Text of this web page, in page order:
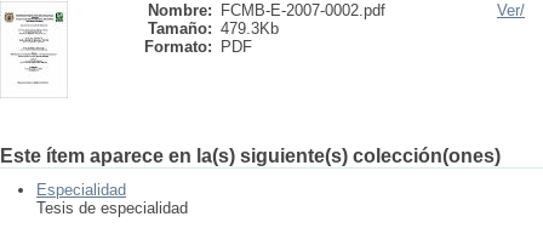
Nombre:
FCMB-E-2007-0002.pdf
Tamaño: 479.3Kb
Formato:
PDF
Ver/
Este ítem aparece en la(s) siguiente(s) colección(ones)
Especialidad
Tesis de especialidad